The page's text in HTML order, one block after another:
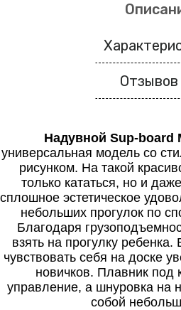
Отзывов
Надувной Sup-board
универсальная модель со
рисунком. На такой
только кататься, но и
сплошное эстетическое
небольших прогулок по
Благодаря
взять на прогулку
чувствовать себя на доске
новичков. Плавник под
управление, а шнуровка на
собой